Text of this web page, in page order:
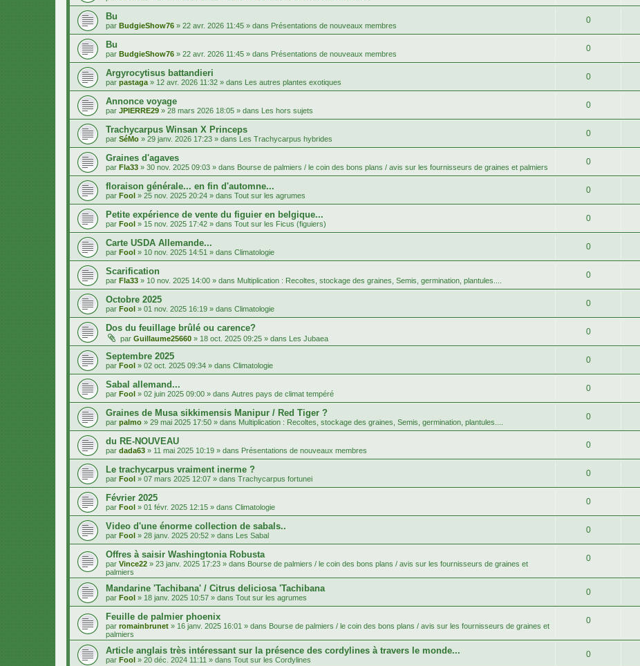
Bu
par BudgieShow76 » 22 avr. 2026 11:45 » dans Présentations de nouveaux membres
0
Bu
par BudgieShow76 » 22 avr. 2026 11:45 » dans Présentations de nouveaux membres
0
Argyrocytisus battandieri
par pastaga » 12 avr. 2026 11:32 » dans Les autres plantes exotiques
0
Annonce voyage
par JPIERRE29 » 28 mars 2026 18:05 » dans Les hors sujets
0
Trachycarpus Winsan X Princeps
par SéMo » 29 janv. 2026 17:23 » dans Les Trachycarpus hybrides
0
Graines d'agaves
par Fla33 » 30 nov. 2025 09:03 » dans Bourse de palmiers / le coin des bons plans / avis sur les fournisseurs de graines et palmiers
0
floraison générale... en fin d'automne...
par Fool » 25 nov. 2025 20:24 » dans Tout sur les agrumes
0
Petite expérience de vente du figuier en belgique...
par Fool » 15 nov. 2025 17:42 » dans Tout sur les Ficus (figuiers)
0
Carte USDA Allemande...
par Fool » 10 nov. 2025 14:51 » dans Climatologie
0
Scarification
par Fla33 » 10 nov. 2025 14:00 » dans Multiplication : Recoltes, stockage des graines, Semis, germination, plantules....
0
Octobre 2025
par Fool » 01 nov. 2025 16:19 » dans Climatologie
0
Dos du feuillage brûlé ou carence?
par Guillaume25660 » 18 oct. 2025 09:25 » dans Les Jubaea
0
Septembre 2025
par Fool » 02 oct. 2025 09:34 » dans Climatologie
0
Sabal allemand...
par Fool » 02 juin 2025 09:00 » dans Autres pays de climat tempéré
0
Graines de Musa sikkimensis Manipur / Red Tiger ?
par palmo » 29 mai 2025 17:50 » dans Multiplication : Recoltes, stockage des graines, Semis, germination, plantules....
0
du RE-NOUVEAU
par dada63 » 11 mai 2025 10:19 » dans Présentations de nouveaux membres
0
Le trachycarpus vraiment inerme ?
par Fool » 07 mars 2025 12:07 » dans Trachycarpus fortunei
0
Février 2025
par Fool » 01 févr. 2025 12:15 » dans Climatologie
0
Video d'une énorme collection de sabals..
par Fool » 28 janv. 2025 20:52 » dans Les Sabal
0
Offres à saisir Washingtonia Robusta
par Vince22 » 23 janv. 2025 17:23 » dans Bourse de palmiers / le coin des bons plans / avis sur les fournisseurs de graines et
palmiers
0
Mandarine 'Tachibana' / Citrus deliciosa 'Tachibana
par Fool » 18 janv. 2025 10:57 » dans Tout sur les agrumes
0
Feuille de palmier phoenix
par romainbrunet » 16 janv. 2025 16:01 » dans Bourse de palmiers / le coin des bons plans / avis sur les fournisseurs de graines et
palmiers
0
Article anglais très intéressant sur la présence des cordylines à travers le monde...
par Fool » 20 déc. 2024 11:11 » dans Tout sur les Cordylines
0